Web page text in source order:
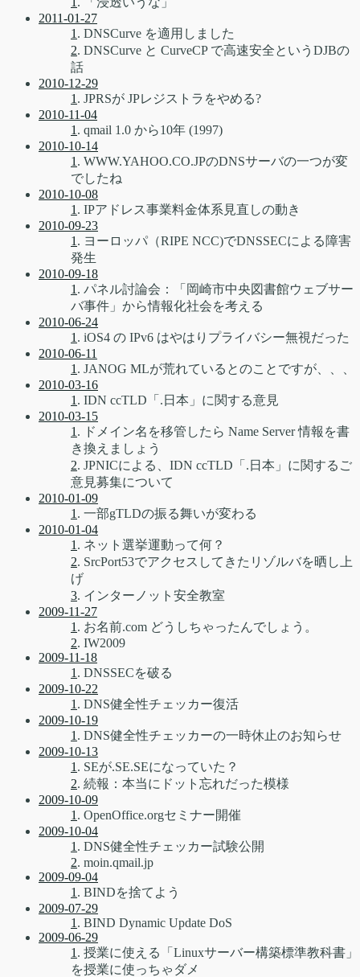
2011-01-27
1 . DNSCurve を適用しました
2. DNSCurve と CurveCP で高速安全というDJBの
話
2010-12-29
1 . JPRSが JPレジストラをやめる?
2010-11-04
1 . qmail 1.0 から10年 (1997)
2010-10-14
1 . WWW.YAHOO.CO.JPのDNSサーバの一つが変
でしたね
2010-10-08
1 . IPアドレス事業料金体系見直しの動き
2010-09-23
1 . ヨーロッパ（RIPE NCC)でDNSSECによる障害
発生
2010-09-18
1 . パネル討論会：「岡崎市中央図書館ウェブサー
バ事件」から情報化社会を考える
2010-06-24
1 . iOS4 の IPv6 はやはりプライバシー無視だった
2010-06-11
1 . JANOG MLが荒れているとのことですが、、、
2010-03-16
1 . IDN ccTLD「.日本」に関する意見
2010-03-15
1 . ドメイン名を移管したら Name Server 情報を書
き換えましょう
2. JPNICによる、IDN ccTLD「.日本」に関するご
意見募集について
2010-01-09
1 . 一部gTLDの振る舞いが変わる
2010-01-04
1 . ネット選挙運動って何？
2. SrcPort53でアクセスしてきたリゾルバを晒し上
げ
3. インターノット安全教室
2009-11-27
1 . お名前.com どうしちゃったんでしょう。
2. IW2009
2009-11-18
1 . DNSSECを破る
2009-10-22
1 . DNS健全性チェッカー復活
2009-10-19
1 . DNS健全性チェッカーの一時休止のお知らせ
2009-10-13
1 . SEが.SE.SEになっていた？
2. 続報：本当にドット忘れだった模様
2009-10-09
1 . OpenOffice.orgセミナー開催
2009-10-04
1 . DNS健全性チェッカー試験公開
2. moin.qmail.jp
2009-09-04
1 . BINDを捨てよう
2009-07-29
1 . BIND Dynamic Update DoS
2009-06-29
1 . 授業に使える「Linuxサーバー構築標準教科書」
を授業に使っちゃダメ